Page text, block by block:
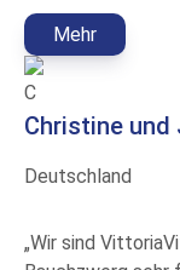
Mehr
C
Christine und
Deutschland
„Wir sind